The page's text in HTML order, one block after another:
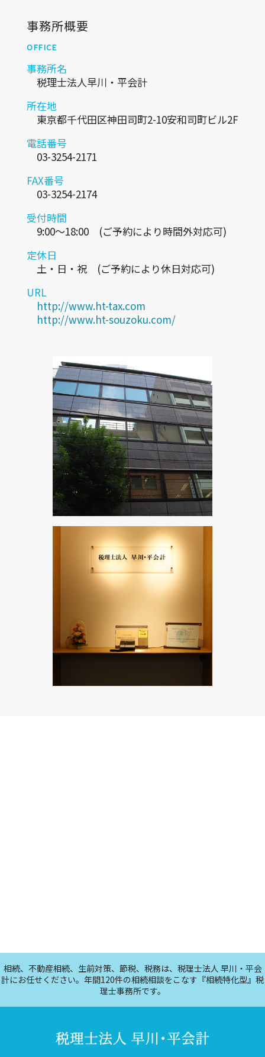
事務所概要
OFFICE
事務所名
税理士法人早川・平会計
所在地
東京都千代田区神田司町2-10安和司町ビル2F
電話番号
03-3254-2171
FAX番号
03-3254-2174
受付時間
9:00～18:00 (ご予約により時間外対応可)
定休日
土・日・祝 (ご予約により休日対応可)
URL
http://www.ht-tax.com
http://www.ht-souzoku.com/
相続、不動産相続、生前対策、節税、税務は、税理士法人 早川・平会
計にお任せください。年間120件の相続相談をこなす『相続特化型』税
理士事務所です。